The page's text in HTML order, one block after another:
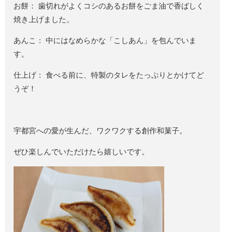
お餅： 歯切れがよくコシのあるお餅をごま油で香ばしく
焼き上げました。
あんこ： 中にはなめらかな「こしあん」を包んでいま
す。
仕上げ： 食べる前に、特製のタレをたっぷりとかけてど
うぞ！
宇都宮への愛が生んだ、ワクワクする創作和菓子。
ぜひ楽しんでいただけたら嬉しいです。